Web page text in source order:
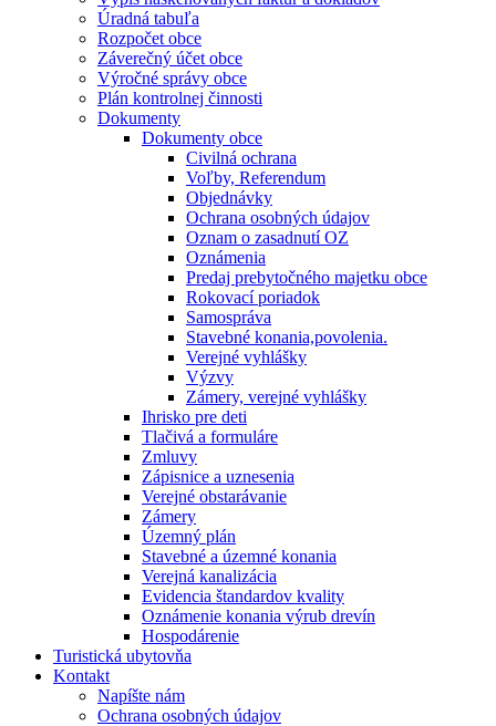
Úradná tabuľa
Rozpočet obce
Záverečný účet obce
Výročné správy obce
Plán kontrolnej činnosti
Dokumenty
Dokumenty obce
Civilná ochrana
Voľby, Referendum
Objednávky
Ochrana osobných údajov
Oznam o zasadnutí OZ
Oznámenia
Predaj prebytočného majetku obce
Rokovací poriadok
Samospráva
Stavebné konania,povolenia.
Verejné vyhlášky
Výzvy
Zámery, verejné vyhlášky
Ihrisko pre deti
Tlačivá a formuláre
Zmluvy
Zápisnice a uznesenia
Verejné obstarávanie
Zámery
Územný plán
Stavebné a územné konania
Verejná kanalizácia
Evidencia štandardov kvality
Oznámenie konania výrub drevín
Hospodárenie
Turistická ubytovňa
Kontakt
Napíšte nám
Ochrana osobných údajov